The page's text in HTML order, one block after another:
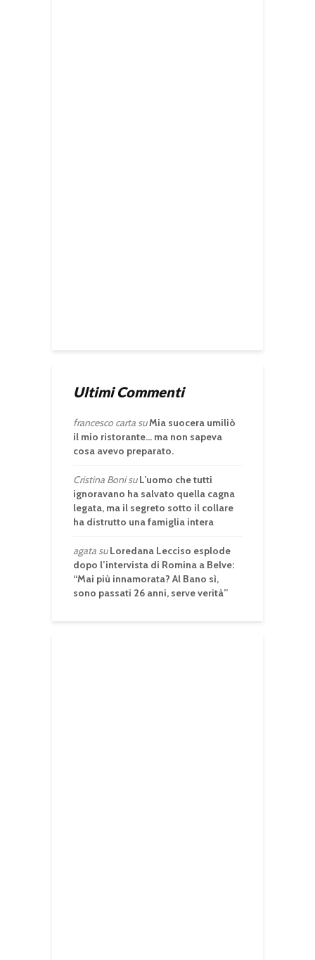
Ultimi Commenti
francesco cartasuMia suocera umiliò
il mio ristorante… ma non sapeva
cosa avevo preparato.
Cristina BonisuL’uomo che tutti
ignoravano ha salvato quella cagna
legata, ma il segreto sotto il collare
ha distrutto una famiglia intera
agatasuLoredana Lecciso esplode
dopo l’intervista di Romina a Belve:
“Mai più innamorata? Al Bano sì,
sono passati 26 anni, serve verità”